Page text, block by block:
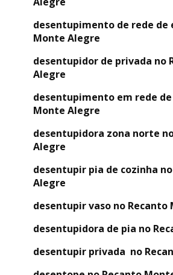
desentupimento de rede de
Monte Alegre
desentupidor de privada no
Alegre
desentupimento em rede
Monte Alegre
desentupidora zona norte
Alegre
desentupir pia de cozinha
Alegre
desentupir vaso no Recanto
desentupidora de pia no
desentupir privada no